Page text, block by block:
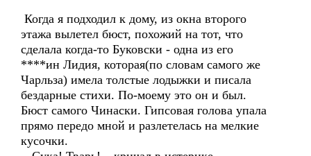
Когда я подходил к дому, из окна второго
этажа вылетел бюст, похожий на тот, что
сделала когда-то Буковски - одна из его
****ин Лидия, которая(по словам самого же
Чарльза) имела толстые лодыжки и писала
бездарные стихи. По-моему это он и был.
Бюст самого Чинаски. Гипсовая голова упала
прямо передо мной и разлетелась на мелкие
кусочки.